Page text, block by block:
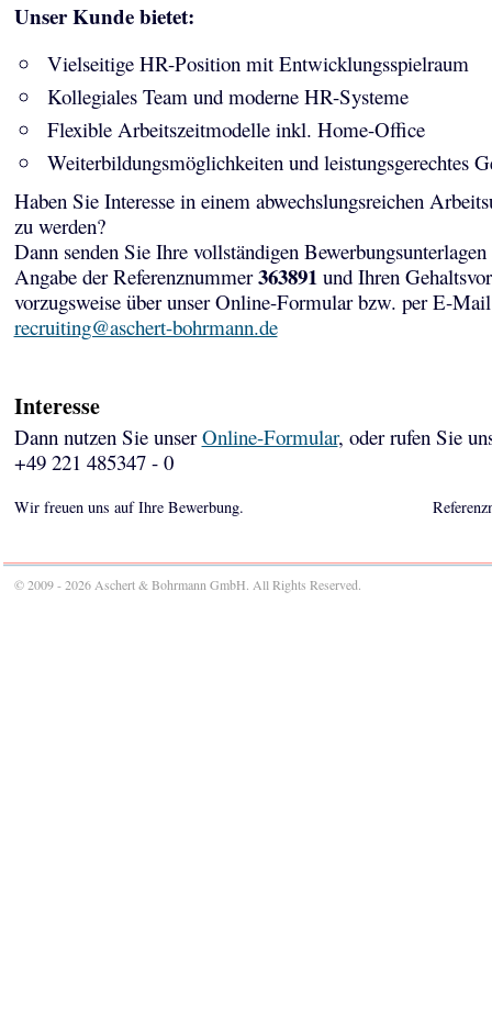
Unser Kunde bietet:
Vielseitige HR-Position mit Entwicklungsspielraum
Kollegiales Team und moderne HR-Systeme
Flexible Arbeitszeitmodelle inkl. Home-Office
Weiterbildungsmöglichkeiten und leistungsgerechtes
Haben Sie Interesse in einem abwechslungsreichen
zu werden?
Dann senden Sie Ihre vollständigen Bewerbungsunterlagen
Angabe der Referenznummer363891und Ihren
vorzugsweise über unser Online-Formular bzw. per E-
recruiting@aschert-bohrmann.de
Interesse
Dann nutzen Sie unserOnline-Formular, oder rufen Sie
+49 221 485347 - 0
Wir freuen uns auf Ihre Bewerbung.
© 2009 - 2026 Aschert & Bohrmann GmbH. All Rights Reserved.